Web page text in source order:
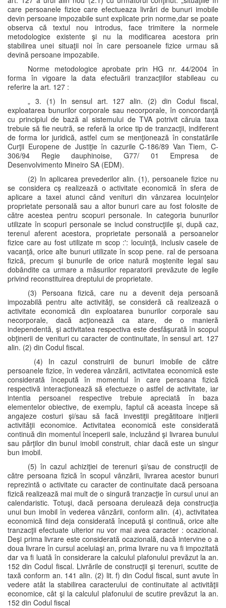
care persoanele fizice care efectueaza livrări de bunuri imobile
devin persoane impozabile sunt explicate prin norme,dar se poate
observa că textul nou introdus, face trimitere la normele
metodologice existente şi nu la modificarea acestora prin
stabilirea unei situaţii noi în care persoanele fizice urmau să
devină persoane impozabile.
Norme metodologice aprobate prin HG nr. 44/2004 în
forma în vigoare la data efectuării tranzacţiilor stabileau cu
referire la art. 127 :
„ 3. (1) In sensul art. 127 alin. (2) din Codul fiscal,
exploatarea bunurilor corporale sau necorporale, în concordanţă
cu principiul de bază al sistemului de TVA potrivit căruia taxa
trebuie să fie neutră, se referă la orice tip de tranzacţii, indiferent
de forma lor juridică, astfel cum se menţionează în constatările
Curţii Europene de Justiţie în cazurile C-186/89 Van Tiem, C-
306/94 Regie dauphinoise, G77/ 01 Empresa de
Desenvolvimento Mineiro SA (EDM).
(2) In aplicarea prevederilor alin. (1), persoanele fizice nu
se considera cş realizează o activitate economică în sfera de
aplicare a taxei atunci când venituri din vânzarea locuinţelor
proprietate personală sau a altor bunuri care au fost folosite de
către acestea pentru scopuri personale. In categoria bunurilor
utilizate în scopuri personale se includ construcţiile şi, după caz,
terenul aferent acestora, proprietate personală a persoanelor
fizice care au fost utilizate m scop :': locuinţă, inclusiv casele de
vacanţă, orice alte bunuri utilizate în scop pene. ral de persoana
fizică, precum şi bunurile de orice natură moştenite legal sau
dobândite ca urmare a măsurilor reparatorii prevăzute de legile
privind reconstituirea dreptului de proprietate.
(3) Persoana fizică, care nu a devenit deja persoană
impozabilă pentru alte activităţi, se consideră că realizează o
activitate economică din exploatarea bunurilor corporale sau
necorporale, dacă acţionează ca atare, de o manieră
independentă, şi activitatea respectiva este desfăşurată în scopul
obţinerii de venituri cu caracter de continuitate, în sensul art. 127
alin. (2) din Codul fiscal.
(4) In cazul construirii de bunuri imobile de către
persoanele fizice, în vederea vânzării, activitatea economică este
considerată începută în momentul în care persoana fizică
respectivă interacţionează să efectueze o astfel de activitate, iar
intentia persoanei respective trebuie apreciată în baza
elementelor obiective, de exemplu, faptul că aceasta începe să
angajeze costuri şi/sau să facă investiţii pregătitoare iniţierii
activităţii economice. Activitatea economică este considerată
continuă din momentul începerii sale, incluzând şi livrarea bunului
sau părţilor din bunul imobil construit, chiar dacă este un singur
bun imobil.
(5) în cazul achiziţiei de terenuri şi/sau de construcţii de
către persoana fizică în scopul vânzării, livrarea acestor bunuri
reprezintă o activitate cu caracter de continuitate dacă persoana
fizică realizează mai mult de o singură tranzacţie în cursul unui an
calendaristic. Totuşi, dacă persoana derulează deja construcţia
unui bun imobil în vederea vânzării, conform alin. (4), activitatea
economică fiind deja considerată începută şi continuă, orice alte
tranzacţii efectuate ulterior nu vor mai avea caracter : ocazional.
Deşi prima livrare este considerată ocazională, dacă intervine o a
doua livrare în cursul aceluiaşi an, prima livrare nu va fi impozitată
dar va fi luată în considerare la calculul plafonului prevăzut la an.
152 din Codul fiscal. Livrările de construcţii şi terenuri, scutite de
taxă conform an. 141 alin. (2) lit. f) din Codul fiscal, sunt avute în
vedere atât la stabilirea caracterului de continuitate al activităţii
economice, cât şi la calculul plafonului de scutire prevăzut la an.
152 din Codul fiscal